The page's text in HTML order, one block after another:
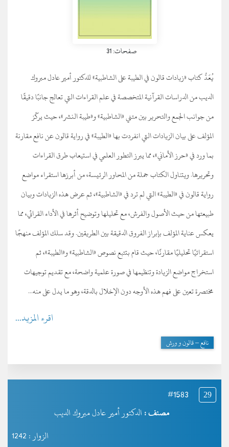
صفحات: 31
يُعَدُّ كتاب «زيادات قالون في الطيبة على الشاطبية» للدكتور أمير عادل مبروك
الديب من الدراسات القرآنية المتخصصة في علم القراءات التي تعالج جانبًا دقيقًا
من جوانب الجمع والتحرير بين متني «الشاطبية» و«طيبة النشر»، حيث يركّز
المؤلف على بيان الزيادات التي انفردت بها «الطيبة» في رواية قالون عن نافع مقارنة
بما ورد في «حرز الأماني»، مما يبرز التطور العلمي في استيعاب طرق القراءات
وتحريرها. ويتناول الكتاب جملة من المحاور الرئيسة، من أبرزها استقراء مواضع
رواية قالون في «الطيبة» التي لم ترد في «الشاطبية»، ثم عرض هذه الزيادات وبيان
طبيعتها من حيث الأصول والفرش، مع تحليلها وتوضيح أثرها في الأداء القرائي، مما
يعكس عناية المؤلف بإبراز الفروق الدقيقة بين الطريقين. وقد سلك المؤلف منهجًا
استقرائيًا تحليليًا مقارنًا، حيث قام بتتبع نصوص «الشاطبية» و«الطيبة»، ثم
استخراج مواضع الزيادة وتنظيمها في صورة علمية واضحة، مع تقديم توجيهات
مختصرة تعين على فهم هذه الأوجه دون الإخلال بالدقة، وهو ما يدل على منه...
اقرء المزيد...
نافع – قالون و ورش
29
#1583
مصنف : الدكتور أمير عادل مبروك الديب
الزوار : 1242